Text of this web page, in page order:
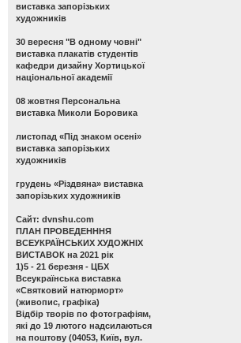
виставка запорізьких
художників
30 вересня "В одному човні"
виставка плакатів студентів
кафедри дизайну Хортицької
національної академії
08 жовтня Персональна
виставка Миколи Боровика
листопад «Під знаком осені»
виставка запорізьких
художників
грудень «Різдвяна» виставка
запорізьких художників
Сайт: dvnshu.com
ПЛАН ПРОВЕДЕНННЯ
ВСЕУКРАЇНСЬКИХ ХУДОЖНІХ
ВИСТАВОК на 2021 рік
1)5 - 21 березня - ЦБХ
Всеукраїнська виставка
«Святковий натюрморт»
(живопис, графіка)
Відбір творів по фотографіям,
які до 19 лютого надсилаються
на поштову (04053, Київ, вул.